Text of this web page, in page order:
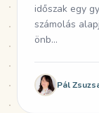
időszak egy
számolás
önb...
Pál